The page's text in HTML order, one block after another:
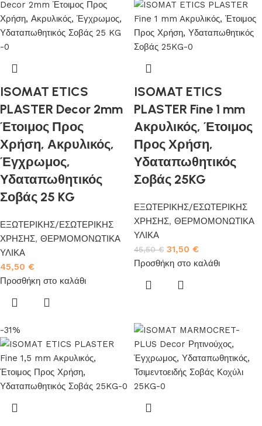
ISOMAT ETICS
PLASTER Decor 2mm
Έτοιμος Προς
Χρήση, Ακρυλικός,
Έγχρωμος,
Υδαταπωθητικός
Σοβάς 25 KG
ΕΞΩΤΕΡΙΚΗΣ/ΕΣΩΤΕΡΙΚΗΣ
ΧΡΗΣΗΣ, ΘΕΡΜΟΜΟΝΩΤΙΚΑ
ΥΛΙΚΑ
45,50 €
Προσθήκη στο καλάθι
ISOMAT ETICS
PLASTER Fine 1 mm
Aκρυλικός, Έτοιμος
Προς Χρήση,
Υδαταπωθητικός
Σοβάς 25KG
ΕΞΩΤΕΡΙΚΗΣ/ΕΣΩΤΕΡΙΚΗΣ
ΧΡΗΣΗΣ, ΘΕΡΜΟΜΟΝΩΤΙΚΑ
ΥΛΙΚΑ
45,50€ 31,50 €
Προσθήκη στο καλάθι
-31%